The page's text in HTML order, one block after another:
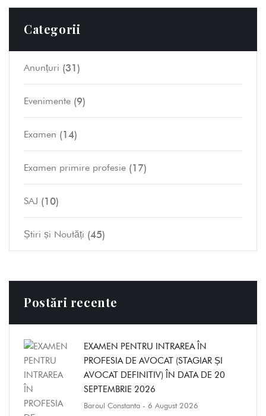
Categorii
Anunțuri (31)
Evenimente (9)
Examen (14)
Examen primire profesie (17)
SAJ (10)
Știri și Noutăți (45)
Postări recente
EXAMEN PENTRU INTRAREA ÎN
PROFESIA DE AVOCAT (STAGIAR ȘI
AVOCAT DEFINITIV) ÎN DATA DE 20
SEPTEMBRIE 2026
Baroul Constanta - 6 August 2026